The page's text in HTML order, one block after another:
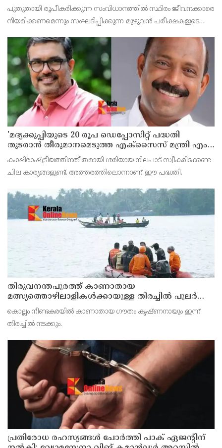
പുതുതായി രൂപീകരിക്കുന്ന സംവിധാനത്തില്‍ സ്ഥിരം ജീവനക്കാരെ
നിയമിക്കണമെന്നും സംഘടിപ്പിക്കുന്ന മുഴുവന്‍ പരീക്ഷകളുടെയും
അഷുതോഷ് റാങ്ക ആവശ്യപ്പെട്ടു.
'മദ്യക്കുപ്പിയുടെ 20 രൂപ ഡെപ്പോസിറ്റ് പദ്ധതി
തുടരാന്‍ തീരുമാനമെടുത്ത എക്സൈസ് മന്ത്രി എം
ലിജുവിന് നന്ദി'; അഭിനന്ദിച്ച് മുന്‍ മന്ത്രി എം ബി
രാജേഷ്
കക്ഷിരാഷ്ട്രീയത്തിനതീതമായി ശരിയായ നിലപാട് സ്വീകരിക്കേണ്ട
ചില കാര്യങ്ങളുണ്ട്. അത്തരത്തിലൊന്നാണ് ഈ പദ്ധതി.
തിരുവനന്തപുരത്ത് കാണാതായ
മത്സ്യത്തൊഴിലാളികള്‍ക്കായുള്ള തിരച്ചില്‍ പുലര്‍ച്ചെ
തുടങ്ങി
കൊല്ലം നീണ്ടകരയില്‍ കാണാതായ ഗൗതം കൃഷ്ണനായും ഇന്ന്
തിരച്ചില്‍ നടക്കും.
പ്രതിരോധ രഹസ്യങ്ങള്‍ ചോര്‍ത്തി പാക് ഏജന്റിന്